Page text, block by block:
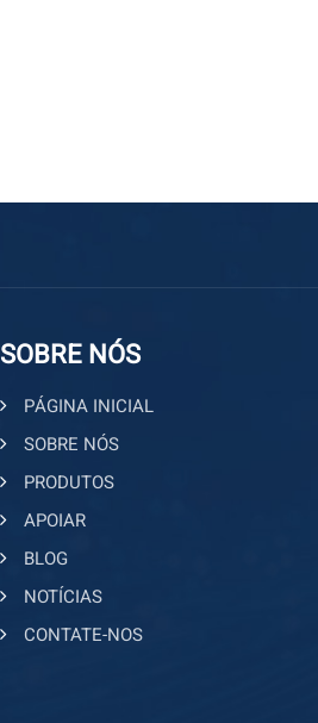
SOBRE NÓS
PÁGINA INICIAL
SOBRE NÓS
PRODUTOS
APOIAR
BLOG
NOTÍCIAS
CONTATE-NOS